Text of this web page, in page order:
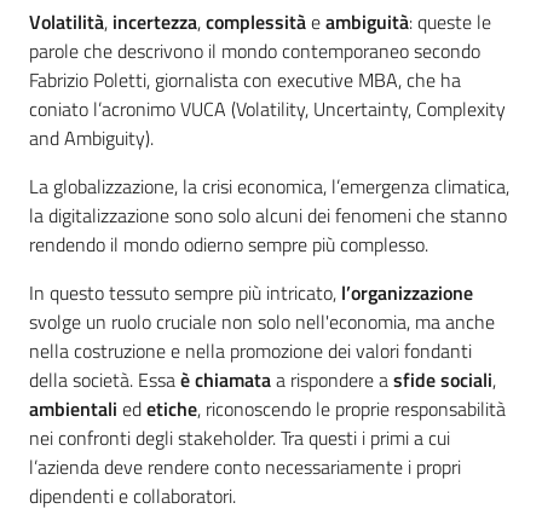
Introduzione
Volatilità, incertezza,complessitàeambiguità: queste le
parole che descrivono il mondo contemporaneo secondo
Fabrizio Poletti, giornalista con executive MBA, che ha
coniato l’acronimo VUCA (Volatility, Uncertainty, Complexity
and Ambiguity).
La globalizzazione, la crisi economica, l’emergenza climatica,
la digitalizzazione sono solo alcuni dei fenomeni che stanno
rendendo il mondo odierno sempre più complesso.
In questo tessuto sempre più intricato, l’organizzazione
svolge un ruolo cruciale non solo nell'economia, ma anche
nella costruzione e nella promozione dei valori fondanti
della società. Essaè chiamataa rispondere asfide sociali,
ambientali edetiche, riconoscendo le proprie responsabilità
nei confronti degli stakeholder. Tra questi i primi a cui
l’azienda deve rendere conto necessariamente i propri
dipendenti e collaboratori.